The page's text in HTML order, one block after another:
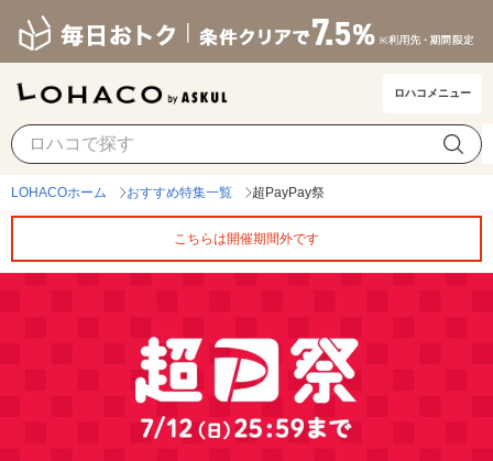
ロハコメニュー
LOHACOホーム おすすめ特集一覧 超PayPay祭
こちらは開催期間外です